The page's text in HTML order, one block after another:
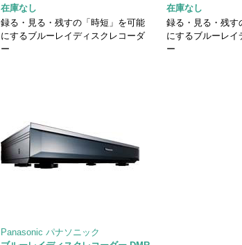
在庫なし
録る・見る・残すの「時短」を可能
にするブルーレイディスクレコーダ
ー
在庫なし
録る・見る・残す
にするブルーレ
ー
Panasonic パナソニック